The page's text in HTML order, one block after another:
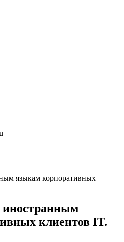
языкам корпоративных
иностранным
клиентов IT.